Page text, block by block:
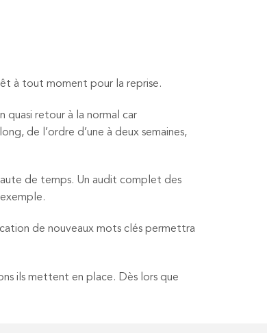
à tout moment pour la reprise.
quasi retour à la normal car
de l’ordre d’une à deux semaines,
de temps. Un audit complet des
de nouveaux mots clés permettra
ils mettent en place. Dès lors que